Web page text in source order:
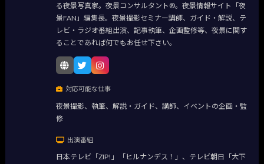
る夜景写真家。夜景コンサルタント®。夜景情報サイト「夜
景FAN」編集長。夜景撮影セミナー講師、ガイド・解説、テ
レビ・ラジオ番組出演、記事執筆、企画監修等、夜景に関す
ることであれば何でもお任せ下さい。
対応可能な仕事
夜景撮影、執筆、解説・ガイド、講師、イベントの企画・監
修
出演番組
日本テレビ「ZIP!」「ヒルナンデス！」、テレビ朝日「大下